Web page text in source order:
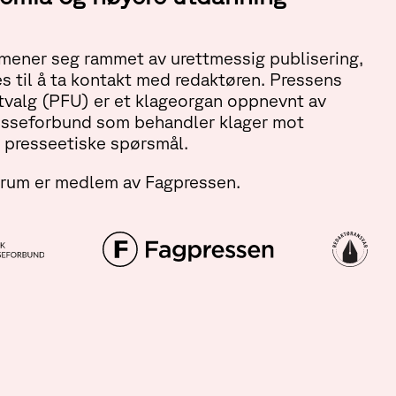
seg rammet av urettmessig publisering,
til å ta kontakt med redaktøren. Pressens
(PFU) er et klageorgan oppnevnt av
som behandler klager mot
presseetiske spørsmål.
er medlem av Fagpressen.